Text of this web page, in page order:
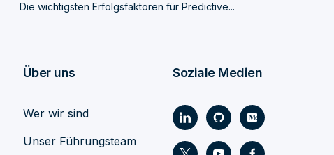
Die wichtigsten Erfolgsfaktoren für Predictive...
Über uns
Wer wir sind
Unser Führungsteam
Soziale Medien